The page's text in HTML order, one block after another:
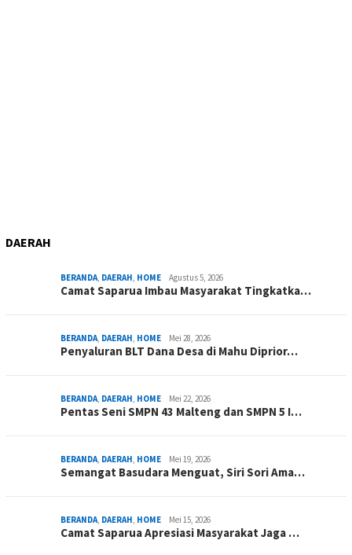
DAERAH
BERANDA, DAERAH, HOME Agustus 5, 2026
Camat Saparua Imbau Masyarakat Tingkatka…
BERANDA, DAERAH, HOME Mei 28, 2026
Penyaluran BLT Dana Desa di Mahu Diprior…
BERANDA, DAERAH, HOME Mei 22, 2026
Pentas Seni SMPN 43 Malteng dan SMPN 5 I…
BERANDA, DAERAH, HOME Mei 19, 2026
Semangat Basudara Menguat, Siri Sori Ama…
BERANDA, DAERAH, HOME Mei 15, 2026
Camat Saparua Apresiasi Masyarakat Jaga …